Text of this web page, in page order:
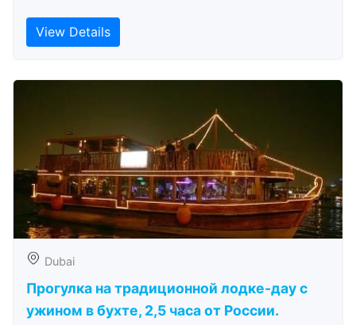
View Details
Dubai
Прогулка на традиционной лодке-дау с
ужином в бухте, 2,5 часа от России.